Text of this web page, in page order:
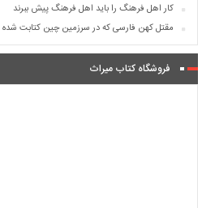
کار اهل فرهنگ را باید اهل فرهنگ پیش ببرند
مقتل کهن فارسی که در سرزمین چین کتابت
فروشگاه کتاب میراث